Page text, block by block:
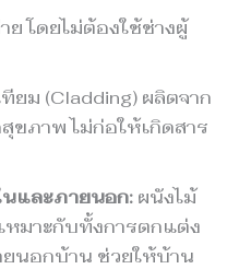
ย โดยไม่ต้องใช้ช่างผู้
ยม (Cladding) ผลิตจาก
ภาพ ไม่ก่อให้เกิดสาร
และภายนอก: ผนังไม้
หมาะกับทั้งการตกแต่ง
นอกบ้าน ช่วยให้บ้าน